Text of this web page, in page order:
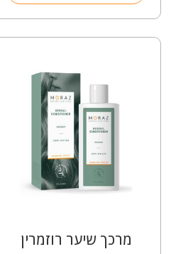
מרכך שיער רוזמרין